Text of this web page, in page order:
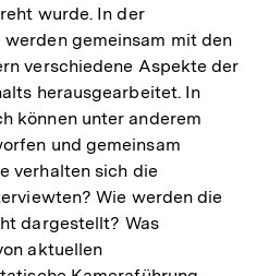
wurde. In der
gemeinsam mit den
verschiedene Aspekte der
herausgearbeitet. In
können unter anderem
und gemeinsam
verhalten sich die
Wie werden die
dargestellt? Was
aktuellen